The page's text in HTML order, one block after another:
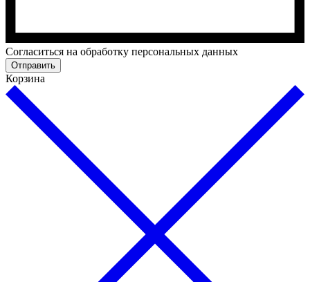
Cогласиться на обработку персональных данных
Отправить
Корзина